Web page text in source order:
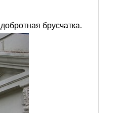
брусчатка.